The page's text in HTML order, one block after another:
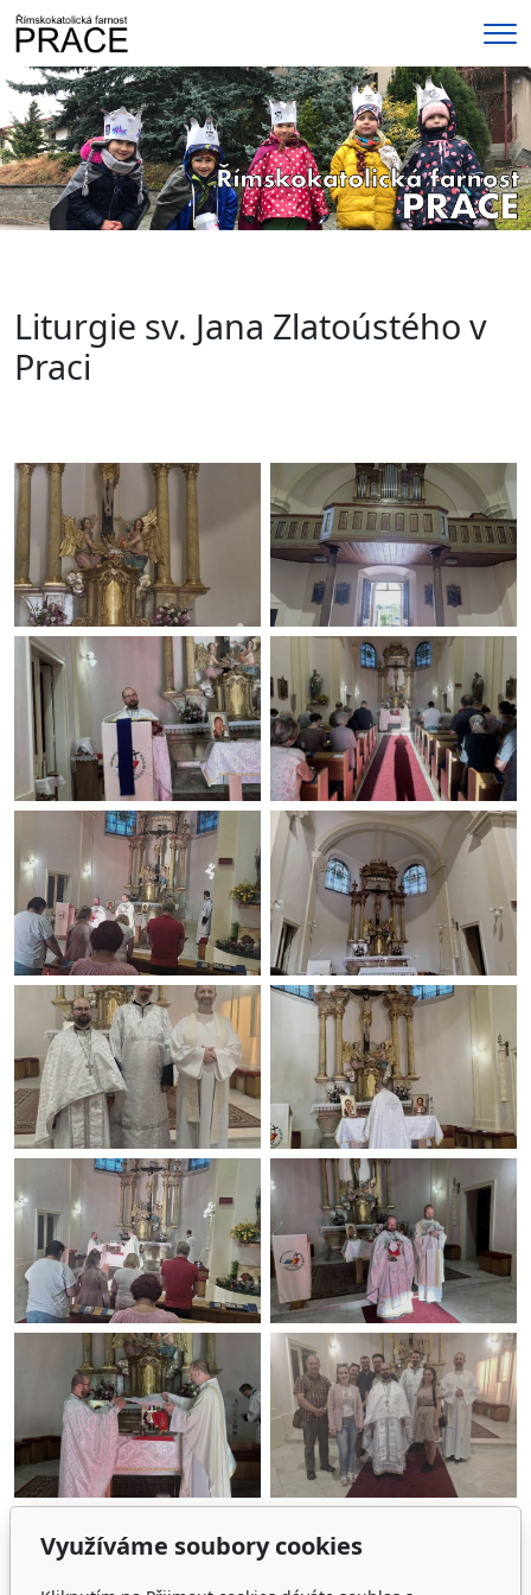
Liturgie sv. Jana Zlatoústého v
Praci
1 2
Využíváme soubory cookies